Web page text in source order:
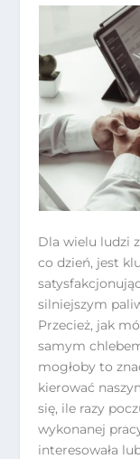
Dla wielu ludzi
co dzień, jest
silniejszym
Przecież, jak
samym
mogłoby to
kierować
się, ile razy
wykonanej
interesowała